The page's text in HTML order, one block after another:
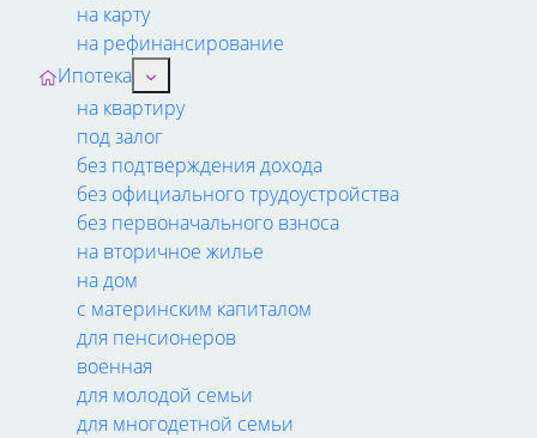
на карту
на рефинансирование
Ипотека
на квартиру
под залог
без подтверждения дохода
без официального трудоустройства
без первоначального взноса
на вторичное жилье
на дом
с материнским капиталом
для пенсионеров
военная
для молодой семьи
для многодетной семьи